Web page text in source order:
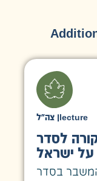
צה״ל lecture
לסדר
על ישראל
בסדר